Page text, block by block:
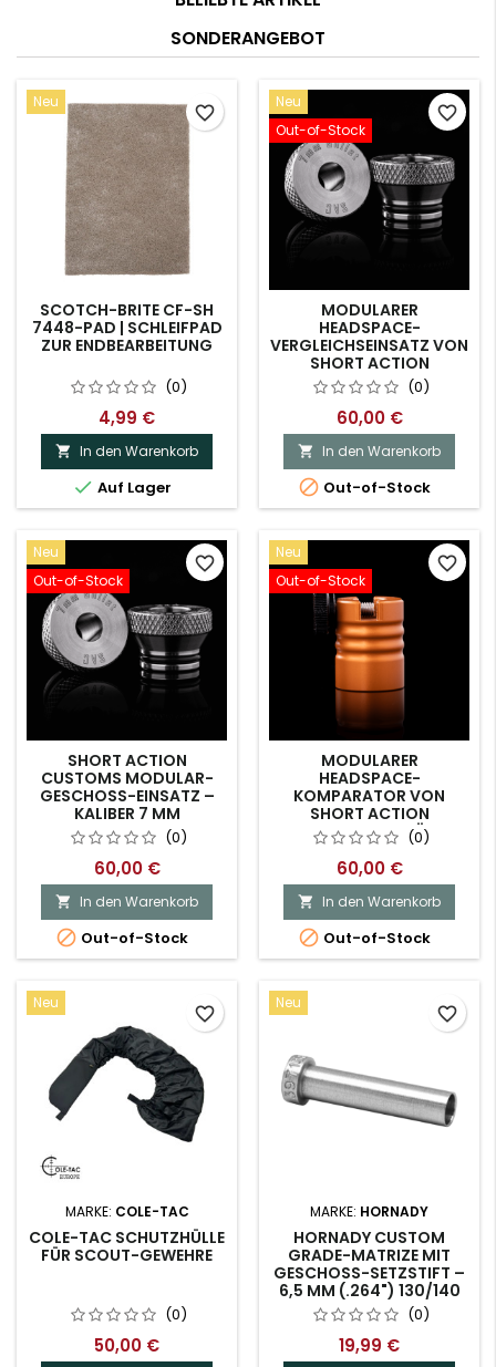
SONDERANGEBOT
Neu
SCOTCH-BRITE CF-SH
7448-PAD | SCHLEIFPAD
ZUR ENDBEARBEITUNG
(0)
4,99 €
 In den Warenkorb
 Auf Lager
favorite_border
Neu
Out-of-Stock
MODULARER
HEADSPACE-
VERGLEICHSEINSATZ VON
SHORT ACTION
CUSTOMS – 7 MM X 30°
(0)
60,00 €
 In den Warenkorb
 Out-of-Stock
favorite_border
Neu
Out-of-Stock
SHORT ACTION
CUSTOMS MODULAR-
GESCHOSS-EINSATZ –
KALIBER 7 MM
(0)
60,00 €
 In den Warenkorb
 Out-of-Stock
favorite_border
Neu
Out-of-Stock
MODULARER
HEADSPACE-
KOMPARATOR VON
SHORT ACTION
CUSTOMS – GEHÄUSE
(0)
60,00 €
 In den Warenkorb
 Out-of-Stock
favorite_border
Neu
MARKE: COLE-TAC
COLE-TAC SCHUTZHÜLLE
FÜR SCOUT-GEWEHRE
(0)
50,00 €
favorite_border
Neu
MARKE: HORNADY
HORNADY CUSTOM
GRADE-MATRIZE MIT
GESCHOSS-SETZSTIFT –
6,5 MM (.264") 130/140
GR ELD MATCH & A-MAX
(0)
19,99 €
favorite_border